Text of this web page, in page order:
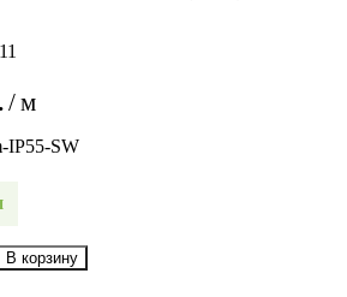
м
IP55-SW
В корзину